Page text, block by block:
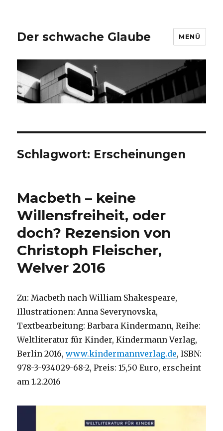
Der schwache Glaube MENÜ
Schlagwort: Erscheinungen
Macbeth – keine
Willensfreiheit, oder
doch? Rezension von
Christoph Fleischer,
Welver 2016
Zu: Macbeth nach William Shakespeare,
Illustrationen: Anna Severynovska,
Textbearbeitung: Barbara Kindermann, Reihe:
Weltliteratur für Kinder, Kindermann Verlag,
Berlin 2016,www.kindermannverlag.de, ISBN:
978-3-934029-68-2, Preis: 15,50 Euro, erscheint
am 1.2.2016